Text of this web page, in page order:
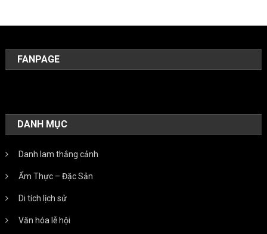
FANPAGE
DANH MỤC
Danh lam thắng cảnh
Ẩm Thực – Đặc Sản
Di tích lịch sử
Văn hóa lễ hội